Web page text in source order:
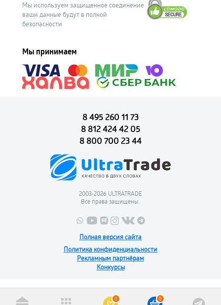
Мы используем защищенное соединение
ваши данные будут в полной
безопасности
Мы принимаем
0 0
8 495 260 11 73
8 812 424 42 05
8 800 700 23 44
2003-2026 ULTRATRADE
Все права защищены.
Полная версия сайта
Политика конфиденциальности
Рекламным партнёрам
Конкурсы